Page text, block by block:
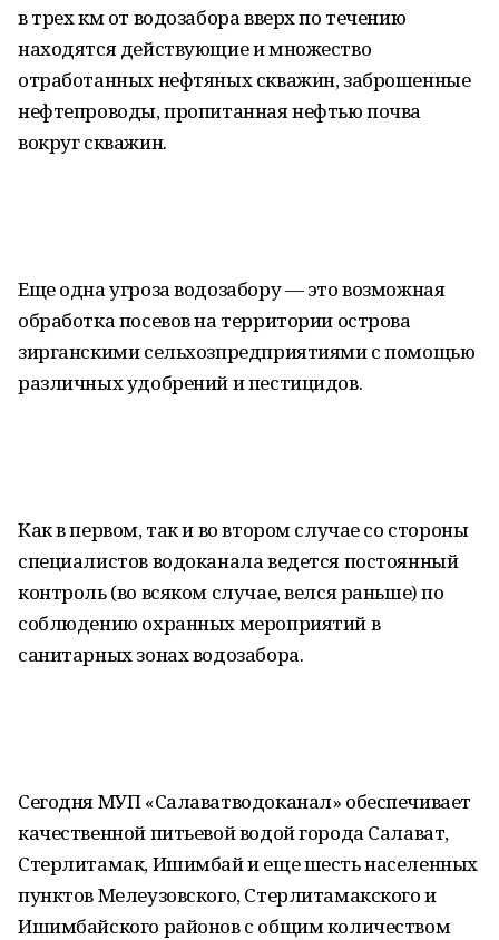
в трех км от водозабора вверх по течению
находятся действующие и множество
отработанных нефтяных скважин, заброшенные
нефтепроводы, пропитанная нефтью почва
вокруг скважин.
Еще одна угроза водозабору — это возможная
обработка посевов на территории острова
зирганскими сельхозпредприятиями с помощью
различных удобрений и пестицидов.
Как в первом, так и во втором случае со стороны
специалистов водоканала ведется постоянный
контроль (во всяком случае, велся раньше) по
соблюдению охранных мероприятий в
санитарных зонах водозабора.
Сегодня МУП «Салаватводоканал» обеспечивает
качественной питьевой водой города Салават,
Стерлитамак, Ишимбай и еще шесть населенных
пунктов Мелеузовского, Стерлитамакского и
Ишимбайского районов с общим количеством